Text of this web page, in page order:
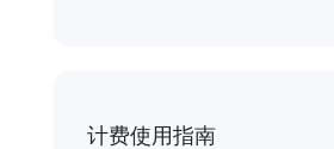
计费使用指南